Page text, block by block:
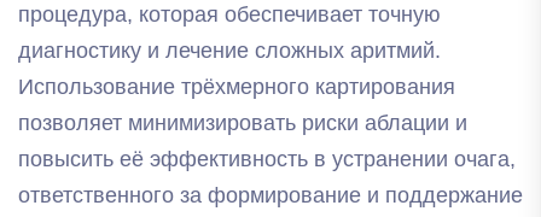
процедура, которая обеспечивает точную
диагностику и лечение сложных аритмий.
Использование трёхмерного картирования
позволяет минимизировать риски аблации и
повысить её эффективность в устранении очага,
ответственного за формирование и поддержание